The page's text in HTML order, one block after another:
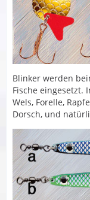
Blinker werden
Fische eingesetzt.
Wels, Forelle,
Dorsch, und